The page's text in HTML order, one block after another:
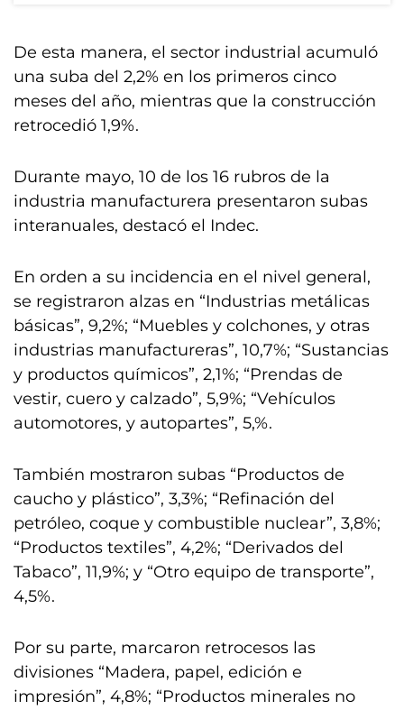
De esta manera, el sector industrial acumuló
una suba del 2,2% en los primeros cinco
meses del año, mientras que la construcción
retrocedió 1,9%.
Durante mayo, 10 de los 16 rubros de la
industria manufacturera presentaron subas
interanuales, destacó el Indec.
En orden a su incidencia en el nivel general,
se registraron alzas en “Industrias metálicas
básicas”, 9,2%; “Muebles y colchones, y otras
industrias manufactureras”, 10,7%; “Sustancias
y productos químicos”, 2,1%; “Prendas de
vestir, cuero y calzado”, 5,9%; “Vehículos
automotores, y autopartes”, 5,%.
También mostraron subas “Productos de
caucho y plástico”, 3,3%; “Refinación del
petróleo, coque y combustible nuclear”, 3,8%;
“Productos textiles”, 4,2%; “Derivados del
Tabaco”, 11,9%; y “Otro equipo de transporte”,
4,5%.
Por su parte, marcaron retrocesos las
divisiones “Madera, papel, edición e
impresión”, 4,8%; “Productos minerales no